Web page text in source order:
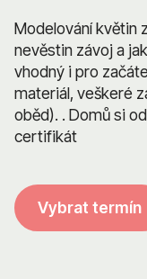
Modelování květin
nevěstin závoj a
vhodný i pro
materiál, veškeré
oběd). . Domů si
certifikát
Vybrat termín